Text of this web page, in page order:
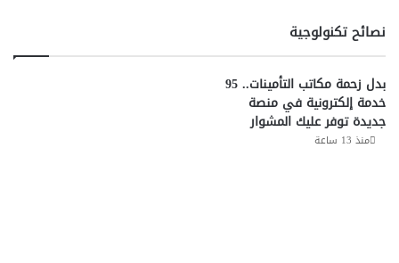
نصائح تكنولوجية
بدل زحمة مكاتب التأمينات.. 95
خدمة إلكترونية في منصة
جديدة توفر عليك المشوار
منذ 13 ساعة